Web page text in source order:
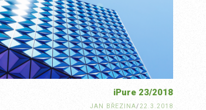
iPure 23/2018
JAN BŘEZINA/22.3.2018